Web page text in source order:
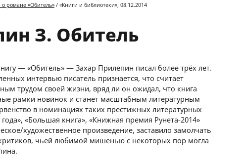
о романе «Обитель»/ «Книги и библиотеки», 08.12.2014
З. Обитель
— «Обитель» — Захар Прилепин писал более трёх лет.
интервью писатель признается, что считает
трудом своей жизни, вряд ли он ожидал, что книга
рамки новинок и станет масштабным литературным
в номинациях таких престижных литературных
«Большая книга», «Книжная премия Рунета-2014»
художественное произведение, заставило замолчать
чьей любимой мишенью с некоторых пор могла